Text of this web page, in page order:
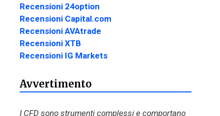
Recensioni 24option
Recensioni Capital.com
Recensioni AVAtrade
Recensioni XTB
Recensioni IG Markets
Avvertimento
I CFD sono strumenti complessi e comportano